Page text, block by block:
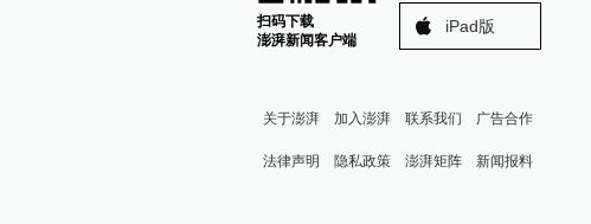
扫码下载
澎湃新闻客户端
iPad版
关于澎湃 加入澎湃 联系我们 广告合作
法律声明 隐私政策 澎湃矩阵 新闻报料